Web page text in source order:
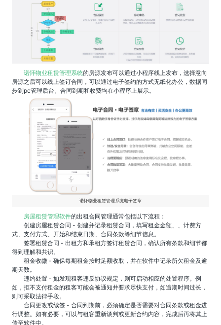
诺怀物业租赁管理系统的房源发布可以通过小程序线上发布，选择意向
房源之后可以线上签订合同，可以通过电子签约的方式无纸化办公，数据同
步到pc管理后台。合同到期和收费均在小程序上展示。
诺怀物业租赁管理系统电子签章
房屋租赁管理软件的出租合同管理通常包括以下流程：
创建房屋租赁合同 - 创建并记录租赁合同，填写租金金额、、计费方
式、支付方式、开始和结束日期、合同条款等细节信息。
签署租赁合同 - 出租方和承租方签订租赁合同，确认所有条款和细节都
得到理解和共识。
租金收缴 - 确保每期租金按时足额收取，并在软件中记录所欠租金及逾
期天数。
违约处置 - 如发现租客违反协议规定，则可启动相应的处置程序。例
如，拒不支付租金的租客可能会被通知并要求尽快支付，如逾期时间过长，
则可采取法律手段。
合同更改或续签 - 合同到期前，必须确定是否需要对合同条款或租金进
行调整。如有必要，可以与租客重新谈判或更新合约内容，完成后再将其上
传至软件中。